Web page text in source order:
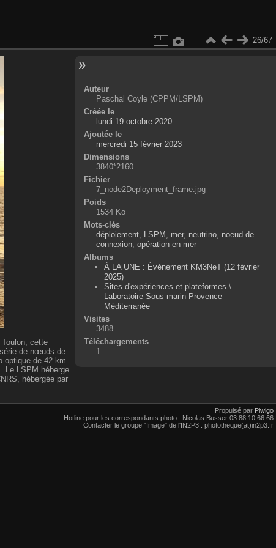
26/67
cette
de nœuds de
de 42 km.
Le LSPM héberge
hébergée par
Auteur
Paschal Coyle (CPPM/LSPM)
Créée le
lundi 19 octobre 2020
Ajoutée le
mercredi 15 février 2023
Dimensions
3840*2160
Fichier
7_node2Deployment_frame.jpg
Poids
1534 Ko
Mots-clés
déploiement, LSPM mer, neutrino, noeud de
connexion, opération en mer
Albums
À LA UNE : Événement KM3NeT (12 février
2025)
Sites d'expériences et plateformes \
Laboratoire Sous-marin Provence
Méditerranée
Visites
3488
Téléchargements
1
Propulsé par Piwigo
Hotline pour les correspondants photo : Nicolas Busser 03.88.10.66.66
Contacter le groupe "Image" de l'IN2P3 : phototheque(at)in2p3.fr